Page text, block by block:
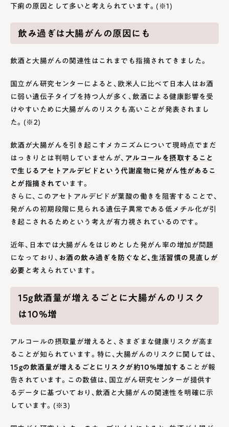
下痢の原因として多いと考えられています。(※1)
飲み過ぎは大腸がんの原因にも
飲酒と大腸がんの関連性はこれまでも指摘されてきました。
国立がん研究センターによると、欧米人に比べて日本人はお酒
に弱い遺伝子タイプを持つ人が多く、飲酒による健康影響を受
けやすいために大腸がんのリスクも高いことが発表されまし
た。(※2)
飲酒が大腸がんを引き起こすメカニズムについて現時点でまだ
はっきりとは判明していませんが、 アルコールを摂取すること
で生じるアセトアルデビドという代謝産物に発がん性があるこ
とが指摘されて います。
さらに、このアセトアルデビドが葉酸の働きを阻害することで、
発がんの初期段階に見られる遺伝子異常である低メチル化が引
き起こされるためという考えが有力視されているのです。
近年、日本では大腸がんをはじめとした発がん率の増加が問題
になっており、 お酒の飲み過ぎを防ぐなど、生活習慣の見直しが
必要と考えられています。
15g飲酒量が増えるごとに大腸がんのリスク
は10%増
アルコールの摂取量が増えると、さまざまな健康リスクが高ま
ることが知られています。特に、大腸がんのリスクに関しては、
15gの飲酒量が増えるごとにリスクが約10%増加する ことが報
告されています。この数値は、国立がん研究センターが提供す
るデータに基づいており、飲酒と大腸がんの関連性を明確に示
しています。(※3)